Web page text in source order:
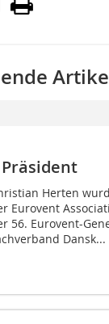
Herten
Eurovent
56. Eurovent-
Dansk...